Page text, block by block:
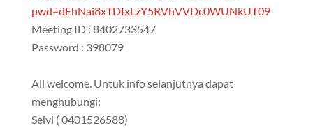
pwd=dEhNai8xTDIxLzY5RVhVVDc0WUNkUT09
Meeting ID : 8402733547
Password : 398079
All welcome. Untuk info selanjutnya dapat
menghubungi:
Selvi ( 0401526588)